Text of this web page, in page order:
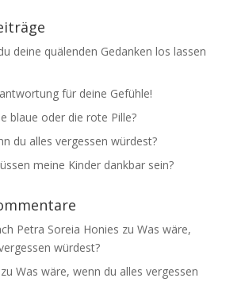
deine quälenden Gedanken los lassen
für deine Gefühle!
blaue oder die rote Pille?
du alles vergessen würdest?
meine Kinder dankbar sein?
Petra Soreia Honies zu Was wäre,
würdest?
Was wäre, wenn du alles vergessen